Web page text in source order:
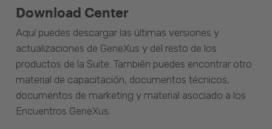
Download Center
Aquí puedes descargar las últimas versiones y
actualizaciones de GeneXus y del resto de los
productos de la Suite. También puedes encontrar otro
material de capacitación, documentos técnicos,
documentos de marketing y material asociado a los
Encuentros GeneXus.